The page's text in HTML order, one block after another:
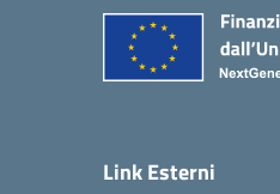
Link Esterni